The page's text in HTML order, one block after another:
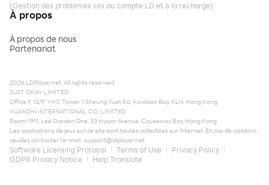
(Gestion des problèmes liés au compte LD et à la recharge)
À propos
À propos de nous
Partenariat
2026 LDPlayer.net. All rights reserved.
JUST OKAY LIMITED
Office F, 12/F, YHC Tower, 1 Sheung Yuet Rd, Kowloon Bay, KLN, Hong Kong
XUANZHI INTERNATIONAL CO., LIMITED
Room 1911, Lee Garden One, 33 Hysan Avenue, Causeway Bay, Hong Kong
Les applications de jeux sur ce site sont toutes collectées sur Internet. En cas de violation,
veuillez contacter l'e-mail :support@ldplayer.net
Software Licensing Protocol Terms of Use
Privacy Policy
GDPR Privacy Notice
Help Translate